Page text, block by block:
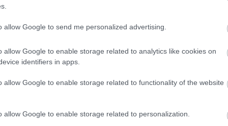
allow Google to send me personalized advertising.
allow Google to enable storage related to analytics like cookies on
identifiers in apps.
allow Google to enable storage related to functionality of the website
allow Google to enable storage related to personalization.